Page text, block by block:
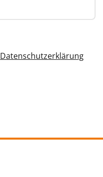
Datenschutzerklärung